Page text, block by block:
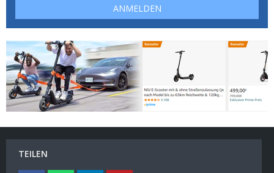
ANMELDEN
TEILEN